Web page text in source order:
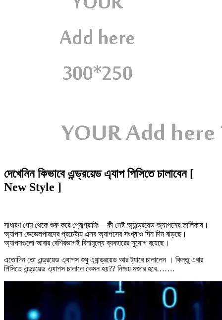
দেখেনিন কিভাবে এন্ড্রয়েড এ্যাপ পিসিতে চালাবেন [
New Style ]
সাধারণ গেম থেকে শুরু করে প্রোগ্রামিং—কী নেই অ্যান্ড্রয়েড অ্যাপসের তালিকায়।
অ্যাপস ডেভেলপারদের প্রচেষ্টায় এসব অ্যাপসের সংখ্যাও দিন দিন বাড়ছে।
অ্যাপসগুলো আবার বেশিরভাগই বিনামূল্যে ব্যবহারের সুযোগ রয়েছে।
এতোদিন তো এন্ড্রয়েড এ্যাপস শুধু এ্যান্ড্রয়েড আর ট্যাবে চালালেন । কিন্তু এবার
পিসিতে এন্ড্রয়েড এ্যাপস চালালে কেমন হয়?? নিশ্চয় মজার হবে…….